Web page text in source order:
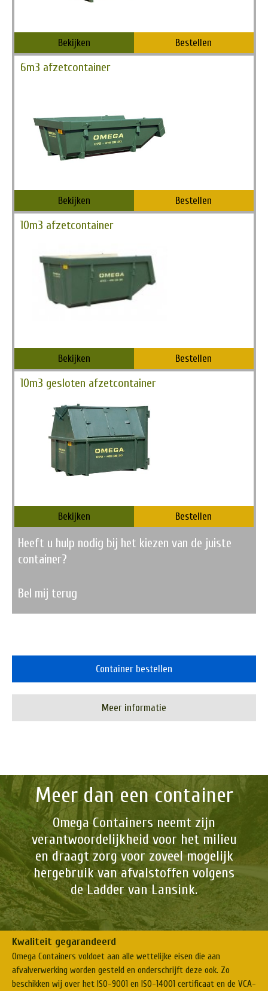
Bekijken Bestellen
6m3 afzetcontainer
Bekijken Bestellen
10m3 afzetcontainer
€ 289,00
Bekijken Bestellen
10m3 gesloten afzetcontainer
Vanaf
€ 299,00
Bekijken Bestellen
Heeft u hulp nodig bij het kiezen van de juiste
container?
Bel mij terug
Container bestellen
Meer informatie
Meer dan een container
Omega Containers neemt zijn
verantwoordelijkheid voor het milieu
en draagt zorg voor zoveel mogelijk
hergebruik van afvalstoffen volgens
de Ladder van Lansink.
Kwaliteit gegarandeerd
Omega Containers voldoet aan alle wettelijke eisen die aan
afvalverwerking worden gesteld en onderschrijft deze ook. Zo
beschikken wij over het ISO-9001 en ISO-14001 certificaat en de VCA-